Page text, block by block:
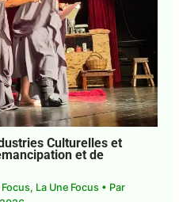
Solitude
Focus• ParAgnès